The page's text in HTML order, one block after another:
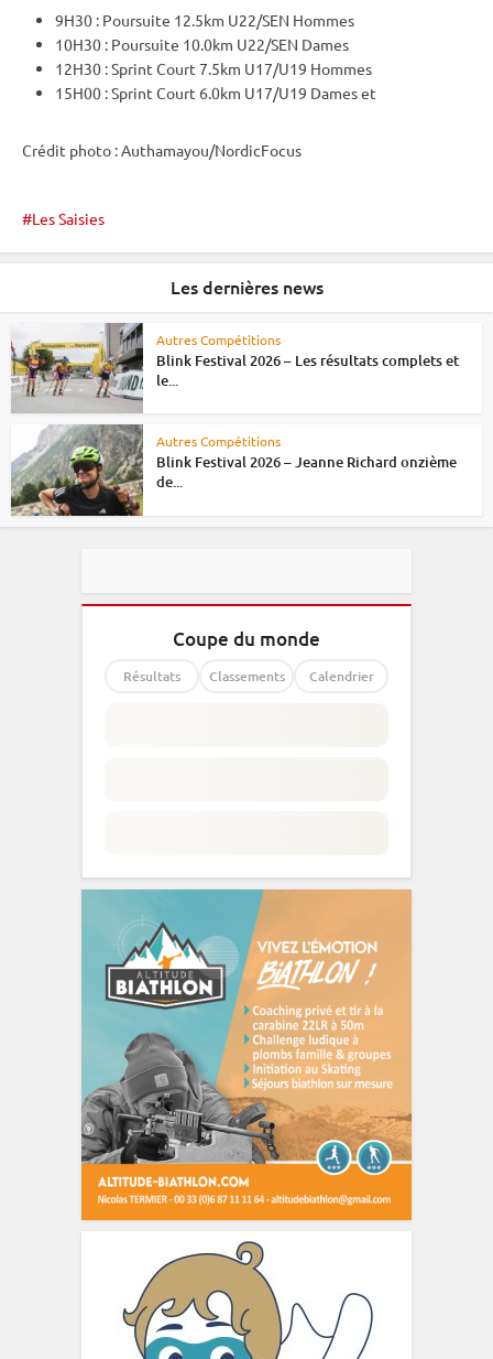
9H30 : Poursuite 12.5km U22/SEN Hommes
10H30 : Poursuite 10.0km U22/SEN Dames
12H30 :Sprint Court 7.5km U17/U19 Hommes
15H00 :Sprint Court 6.0km U17/U19 Dames et
Crédit photo : Authamayou/NordicFocus
Les Saisies
Les dernières news
Autres Compétitions
Blink Festival 2026 – Les résultats complets et
le...
Autres Compétitions
Blink Festival 2026 – Jeanne Richard onzième
de...
Coupe du monde
Résultats Classements Calendrier